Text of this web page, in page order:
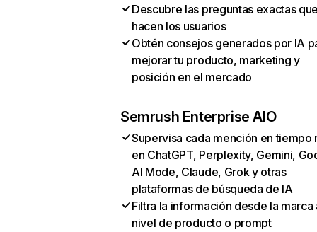
Descubre las preguntas exactas
hacen los usuarios
Obtén consejos generados por IA
mejorar tu producto, marketing y
posición en el mercado
Semrush Enterprise AIO
Supervisa cada mención en tiempo
en ChatGPT, Perplexity, Gemini,
AI Mode, Claude, Grok y otras
plataformas de búsqueda de IA
Filtra la información desde la marca
nivel de producto o prompt